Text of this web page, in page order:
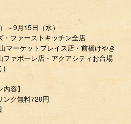
～9月15日（水）
・ファーストキッチン全店
マーケットプレイス店・前橋けやき
ファボーレ店・アクアシティお台場
)
容】
ンク無料720円